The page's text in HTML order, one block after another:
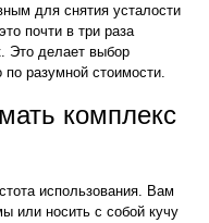
для снятия усталости
почти в три раза
Это делает выбор
разумной стоимости.
комплекс
использования. Вам
или носить с собой кучу